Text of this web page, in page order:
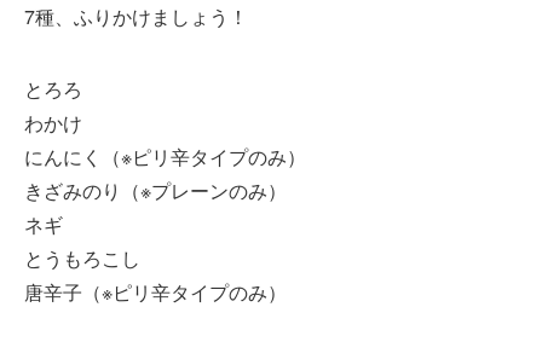
7種、ふりかけましょう！
とろろ
わかけ
にんにく（※ピリ辛タイプのみ）
きざみのり（※プレーンのみ）
ネギ
とうもろこし
唐辛子（※ピリ辛タイプのみ）